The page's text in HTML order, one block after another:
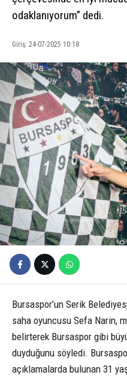
odaklanıyorum” dedi.
Giriş: 24-07-2025 10:18
Bursaspor’un Serik
saha oyuncusu Sefa Narin,
belirterek Bursaspor gibi
duyduğunu söyledi.
açıklamalarda bulunan 31